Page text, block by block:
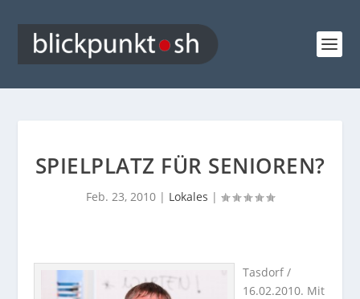
SPIELPLATZ FÜR SENIOREN?
Feb. 23, 2010 | Lokales |
Tasdorf /
16.02.2010. Mit